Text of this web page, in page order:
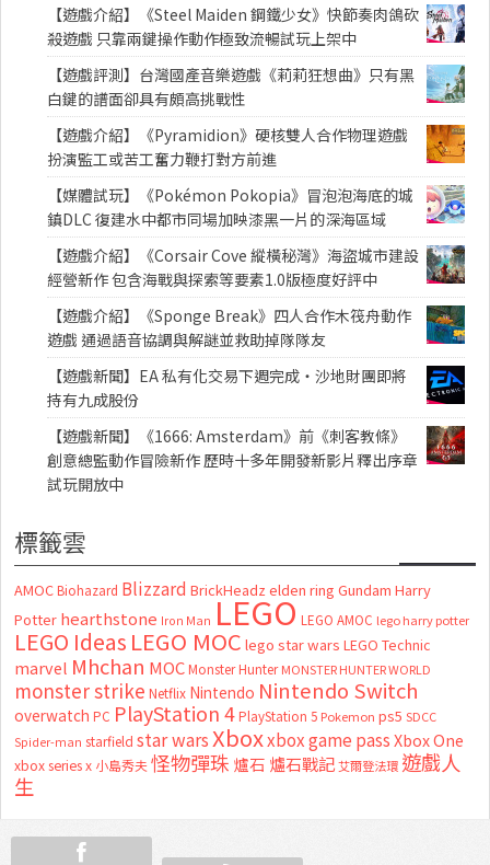
【遊戲介紹】《Steel Maiden 鋼鐵少女》快節奏肉鴿砍
殺遊戲 只靠兩鍵操作動作極致流暢試玩上架中
【遊戲評測】台灣國產音樂遊戲《莉莉狂想曲》只有黑
白鍵的譜面卻具有頗高挑戰性
【遊戲介紹】《Pyramidion》硬核雙人合作物理遊戲
扮演監工或苦工奮力鞭打對方前進
【媒體試玩】《Pokémon Pokopia》冒泡泡海底的城
鎮DLC 復建水中都市同場加映漆黑一片的深海區域
【遊戲介紹】《Corsair Cove 縱橫秘灣》海盜城市建設
經營新作 包含海戰與探索等要素1.0版極度好評中
【遊戲介紹】《Sponge Break》四人合作木筏舟動作
遊戲 通過語音協調與解謎並救助掉隊隊友
【遊戲新聞】EA 私有化交易下週完成・沙地財團即將
持有九成股份
【遊戲新聞】《1666: Amsterdam》前《刺客教條》
創意總監動作冒險新作 歷時十多年開發新影片釋出序章
試玩開放中
標籤雲
AMOC Biohazard Blizzard BrickHeadz elden ring Gundam Harry
Potter hearthstone Iron Man LEGO LEGO AMOC lego harry potter
LEGO Ideas LEGO MOC lego star wars LEGO Technic
marvel Mhchan MOC Monster Hunter MONSTER HUNTER WORLD
monster strike Netflix Nintendo Nintendo Switch
overwatch PC PlayStation 4 PlayStation 5 Pokemon ps5 SDCC
Spider-man starfield star warsXboxxbox game passXbox One
xbox series x 小島秀夫怪物彈珠 爐石 爐石戰記艾爾登法環 遊戲人
生